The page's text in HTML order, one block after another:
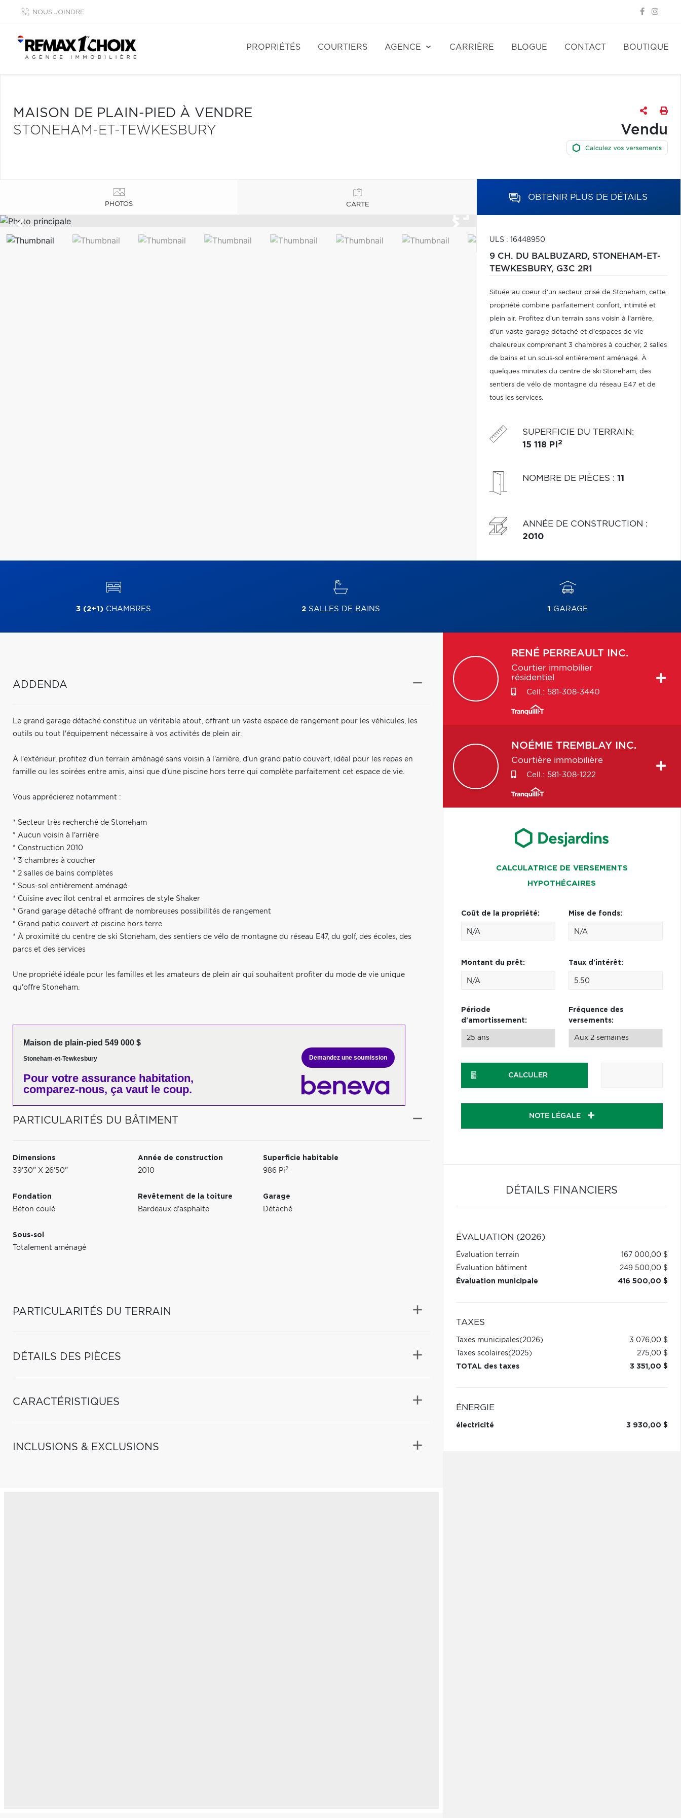
NOUS JOINDRE
PROPRIÉTÉS COURTIERS AGENCE CARRIÈRE BLOGUE CONTACT BOUTIQUE
MAISON DE PLAIN-PIED À VENDRE
STONEHAM-ET-TEWKESBURY
Vendu
PHOTOS CARTE
OBTENIR PLUS DE DÉTAILS
ULS : 16448950
9 CH. DU BALBUZARD, STONEHAM-ET-
TEWKESBURY, G3C 2R1
Située au coeur d'un secteur prisé de Stoneham, cette
propriété combine parfaitement confort, intimité et
plein air. Profitez d'un terrain sans voisin à l'arrière,
d'un vaste garage détaché et d'espaces de vie
chaleureux comprenant 3 chambres à coucher, 2 salles
de bains et un sous-sol entièrement aménagé. À
quelques minutes du centre de ski Stoneham, des
sentiers de vélo de montagne du réseau E47 et de
tous les services.
SUPERFICIE DU TERRAIN:
15 118 PI 2
NOMBRE DE PIÈCES : 11
ANNÉE DE CONSTRUCTION :
2010
3 (2+1) CHAMBRES 2SALLES DE BAINS 1 GARAGE
ADDENDA
Le grand garage détaché constitue un véritable atout, offrant un vaste espace de rangement pour les véhicules, les
outils ou tout l'équipement nécessaire à vos activités de plein air.
À l'extérieur, profitez d'un terrain aménagé sans voisin à l'arrière, d'un grand patio couvert, idéal pour les repas en
famille ou les soirées entre amis, ainsi que d'une piscine hors terre qui complète parfaitement cet espace de vie.
Vous apprécierez notamment :
* Secteur très recherché de Stoneham
* Aucun voisin à l'arrière
* Construction 2010
* 3 chambres à coucher
* 2 salles de bains complètes
* Sous-sol entièrement aménagé
* Cuisine avec îlot central et armoires de style Shaker
* Grand garage détaché offrant de nombreuses possibilités de rangement
* Grand patio couvert et piscine hors terre
* À proximité du centre de ski Stoneham, des sentiers de vélo de montagne du réseau E47, du golf, des écoles, des
parcs et des services
Une propriété idéale pour les familles et les amateurs de plein air qui souhaitent profiter du mode de vie unique
qu'offre Stoneham.
Maison de plain-pied 549 000 $
Stoneham-et-Tewkesbury
Pour votre assurance habitation,
comparez-nous, ça vaut le coup.
Demandez une soumission
PARTICULARITÉS DU BÂTIMENT
Dimensions
39'30" X 26'50"
Année de construction
2010
Superficie habitable
986 Pi2
Fondation
Béton coulé
Revêtement de la toiture
Bardeaux d'asphalte
Garage
Détaché
Sous-sol
Totalement aménagé
PARTICULARITÉS DU TERRAIN
DÉTAILS DES PIÈCES
CARACTÉRISTIQUES
INCLUSIONS & EXCLUSIONS
RENÉ PERREAULT INC.
Courtier immobilier
résidentiel
Cell.: 581-308-3440
NOÉMIE TREMBLAY INC.
Courtière immobilière
Cell.: 581-308-1222
CALCULATRICE DE VERSEMENTS
HYPOTHÉCAIRES
Coût de la propriété: Mise de fonds:
Montant du prêt: Taux d'intérêt:
Période
d'amortissement:
Fréquence des
versements:
CALCULER
NOTE LÉGALE
DÉTAILS FINANCIERS
ÉVALUATION (2026)
Évaluation terrain
167 000,00 $
Évaluation bâtiment
249 500,00 $
Évaluation municipale
416 500,00 $
TAXES
Taxes municipales(2026)
3 076,00 $
Taxes scolaires(2025)
275,00 $
TOTAL des taxes
3 351,00 $
ÉNERGIE
électricité 3 930,00 $